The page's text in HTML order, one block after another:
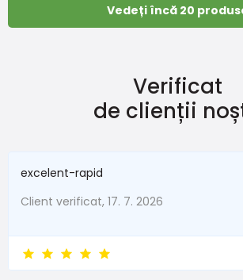
Vedeți încă 20
Verificat
de clienții
excelent-rapid
Client verificat, 17. 7. 2026